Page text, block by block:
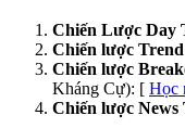
Chiến Lược Day
Chiến lược
Chiến lược
Kháng Cự): [ Học
Chiến lược News